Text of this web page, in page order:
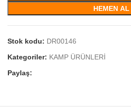
HEMEN AL
Stok kodu: DR00146
Kategoriler: KAMP ÜRÜNLERİ
Paylaş: